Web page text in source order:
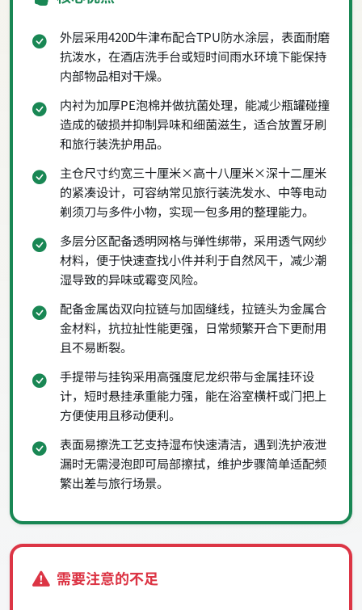
外层采用420D牛津布配合TPU防水涂层，表面耐磨
抗泼水，在酒店洗手台或短时间雨水环境下能保持
内部物品相对干燥。
内衬为加厚PE泡棉并做抗菌处理，能减少瓶罐碰撞
造成的破损并抑制异味和细菌滋生，适合放置牙刷
和旅行装洗护用品。
主仓尺寸约宽三十厘米×高十八厘米×深十二厘米
的紧凑设计，可容纳常见旅行装洗发水、中等电动
剃须刀与多件小物，实现一包多用的整理能力。
多层分区配备透明网格与弹性绑带，采用透气网纱
材料，便于快速查找小件并利于自然风干，减少潮
湿导致的异味或霉变风险。
配备金属齿双向拉链与加固缝线，拉链头为金属合
金材料，抗拉扯性能更强，日常频繁开合下更耐用
且不易断裂。
手提带与挂钩采用高强度尼龙织带与金属挂环设
计，短时悬挂承重能力强，能在浴室横杆或门把上
方便使用且移动便利。
表面易擦洗工艺支持湿布快速清洁，遇到洗护液泄
漏时无需浸泡即可局部擦拭，维护步骤简单适配频
繁出差与旅行场景。
需要注意的不足